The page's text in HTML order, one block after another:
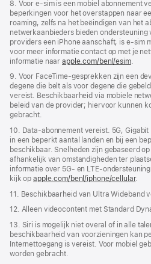
8. Voor e-sim is een mobiel abonnement
beperkingen voor het overstappen naar
roaming, zelfs na het beëindigen van het
netwerkaanbieders bieden ondersteuning
providers een iPhone aanschaft, is e-sim
voor meer informatie contact op met je
informatie naarapple.com/benl/esim.
9. Voor FaceTime-gesprekken zijn een
degene die belt als voor degene die
vereist. Beschikbaarheid via mobiele
beleid van de provider; hiervoor kunnen
gebracht.
10. Data-abonnement vereist. 5G, Gigabit
in een beperkt aantal landen en bij een
beschikbaar. Snelheden zijn gebaseerd
afhankelijk van omstandigheden ter
informatie over 5G- en LTE-
kijk opapple.com/benl/iphone/cellular.
11. Beschikbaarheid van Ultra Wideband
12. Alleen videocontent met Standard
13. Siri is mogelijk niet overal of in alle
beschikbaarheid van voorzieningen kan
Internettoegang is vereist. Voor mobiel
worden gebracht.